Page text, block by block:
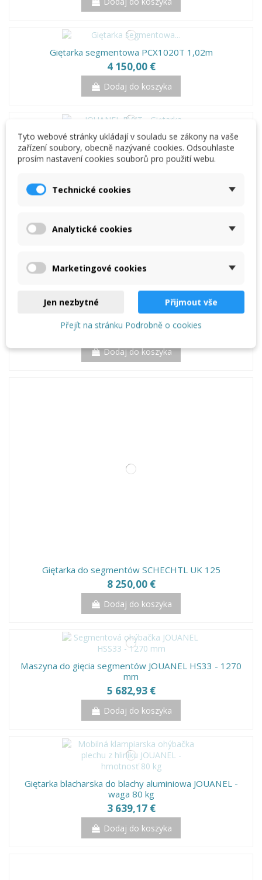
Giętarka segmentowa PCX1020T 1,02m
4 150,00 €
Dodaj do koszyka
JOUANEL PVXT - Giętarka segmentowa o szerokości
2,00m
7 614,17 €
SCHECHTL LBX 310 - zaginarka do blachy
Dodaj do koszyka
Giętarka do segmentów JOUANEL HS23 - 1000 mm
4 158,33 €
Dodaj do koszyka
Giętarka do segmentów SCHECHTL UK 125
8 250,00 €
Dodaj do koszyka
Maszyna do gięcia segmentów JOUANEL HS33 - 1270
mm
5 682,93 €
Dodaj do koszyka
Giętarka blacharska do blachy aluminiowa JOUANEL -
waga 80 kg
3 639,17 €
Dodaj do koszyka
Tyto webové stránky ukládají v souladu se zákony na vaše
zařízení soubory, obecně nazývané cookies. Odsouhlaste
prosím nastavení cookies souborů pro použití webu.
Technické cookies
Analytické cookies
Marketingové cookies
Jen nezbytné Přijmout vše
Přejít na stránku Podrobně o cookies